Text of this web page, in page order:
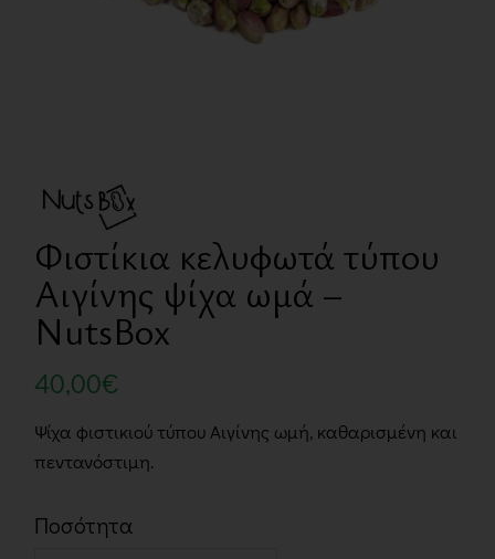
Φιστίκια κελυφωτά τύπου
Αιγίνης ψίχα ωμά –
NutsBox
40,00€
Ψίχα φιστικιού τύπου Αιγίνης ωμή, καθαρισμένη και
πεντανόστιμη.
Ποσότητα